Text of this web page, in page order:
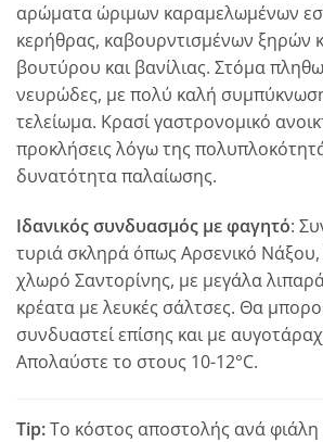
αρώματα ώριμων καραμελωμένων
κερήθρας, καβουρντισμένων ξηρών
βουτύρου και βανίλιας. Στόμα
νευρώδες, με πολύ καλή
τελείωμα. Κρασί γαστρονομικό
προκλήσεις λόγω της
δυνατότητα παλαίωσης.
Ιδανικός συνδυασμός με φαγητό:
τυριά σκληρά όπως Αρσενικό Νάξου,
χλωρό Σαντορίνης, με μεγάλα
κρέατα με λευκές σάλτσες. Θα
συνδυαστεί επίσης και με
Απολαύστε το στους 10-12°C.
Tip:Το κόστος αποστολής ανά φιάλη